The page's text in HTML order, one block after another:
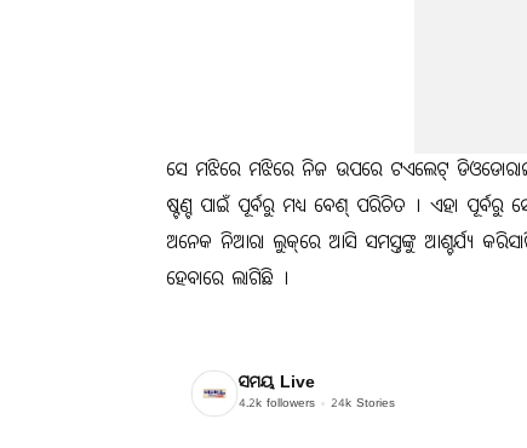
ସେ ମଝିରେ ମଝିରେ ନିଜ ଉପରେ ଟଏଲେଟ୍
ଷ୍ଟଣ୍ଟ ପାଇଁ ପୂର୍ବରୁ ମଧ୍ୟ ବେଶ୍ ପରିଚିତ । ଏହା ପୂର୍ବରୁ
ଅନେକ ନିଆରା ଲୁକ୍‌ରେ ଆସି ସମସ୍ତଙ୍କୁ ଆଶ୍ଚର୍ଯ୍ୟ
ହେବାରେ ଲାଗିଛି ।
ସମୟ Live
4.2k followers 24k Stories